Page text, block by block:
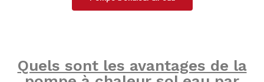
Quels sont les avantages de la